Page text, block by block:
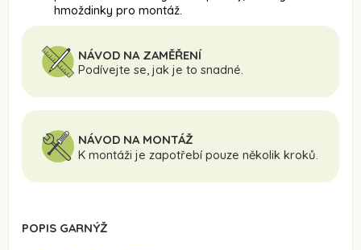
hmoždinky pro montáž.
NÁVOD NA ZAMĚŘENÍ
Podívejte se, jak je to snadné.
NÁVOD NA MONTÁŽ
K montáži je zapotřebí pouze několik kroků.
POPIS GARNÝŽ